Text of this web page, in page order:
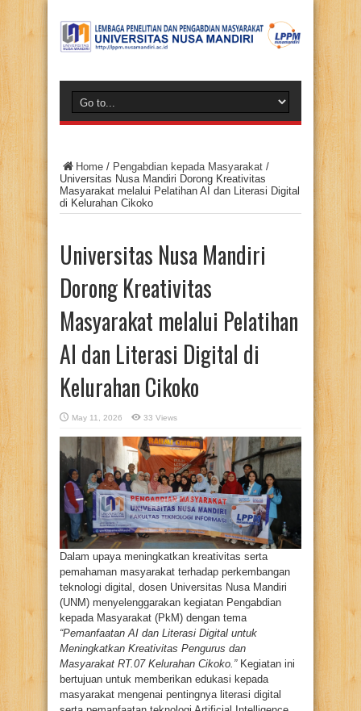
Home / Pengabdian kepada Masyarakat /
Universitas Nusa Mandiri Dorong Kreativitas
Masyarakat melalui Pelatihan AI dan Literasi Digital
di Kelurahan Cikoko
Universitas Nusa Mandiri
Dorong Kreativitas
Masyarakat melalui Pelatihan
AI dan Literasi Digital di
Kelurahan Cikoko
May 11, 2026 33 Views
Dalam upaya meningkatkan kreativitas serta
pemahaman masyarakat terhadap perkembangan
teknologi digital, dosen Universitas Nusa Mandiri
(UNM) menyelenggarakan kegiatan Pengabdian
kepada Masyarakat (PkM) dengan tema
“Pemanfaatan AI dan Literasi Digital untuk
Meningkatkan Kreativitas Pengurus dan
Masyarakat RT.07 Kelurahan Cikoko.”Kegiatan ini
bertujuan untuk memberikan edukasi kepada
masyarakat mengenai pentingnya literasi digital